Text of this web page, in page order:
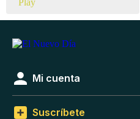
Mi cuenta
Suscríbete